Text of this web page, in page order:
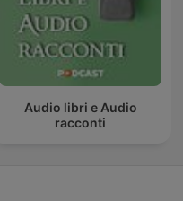
Audio libri e Audio
racconti